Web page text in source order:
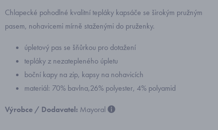
Chlapecké pohodlné kvalitní tepláky kapsáče se širokým pružným
pasem, nohavicemi mírně staženými do pruženky.
úpletový pas se šňůrkou pro dotažení
tepláky z nezatepleného úpletu
boční kapy na zip, kapsy na nohavicích
materiál: 70% bavlna,26% polyester, 4% polyamid
Výrobce / Dodavatel: Mayoral